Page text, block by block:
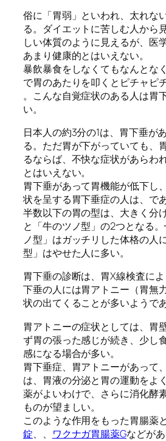
俗に「胃弱」といわれ、太れな
る。ダイエットに苦しむ人から
しい体質のように見えるが、医
あまり健康的とはいえない。
暴飲暴食をしなくてもなんとな
で胃のあたりを叩くとピチャピ
。こんな自覚症状のある人は胃
い。
日本人の約3分の1は、胃下垂が
る。ただ胃が下がっていても、
るならば、不快な症状があらわ
とはいえない。
胃下垂があって胃機能が低下し
状を呈する胃下垂症の人は、で
半数以下の胃の型は、大きく分
と「牛のツノ型」の2つとなる
ノ型」はガッチリした体格の人
型」はやせた人に多い。
胃下垂の診断は、胃X線検査に
下垂の人には胃アトニー（胃無
状の出てくることが多いようであ
胃アトニーの症状としては、胃
ず胃の張った感じが続き、少し
感になる場合が多い。
胃下垂症、胃アトニーがあって
は、胃液の分泌と胃の運動をよ
薬がよいわけで、さらに消化酵
ものが望ましい。
このような作用をもった胃腸薬
錠、、 ワクナガ胃腸薬Gなどがあ